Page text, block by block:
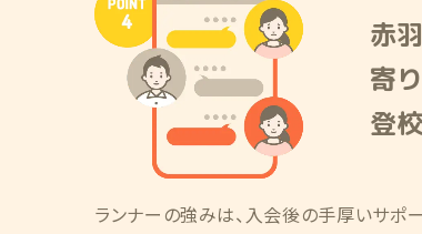
赤
寄
登
ランナーの強みは、入会後の手厚いサポ